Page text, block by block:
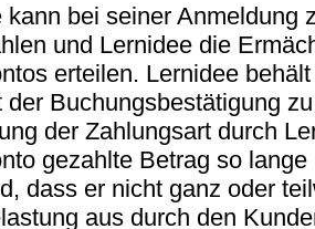
kann bei seiner Anmeldung
und Lernidee die
erteilen. Lernidee
der Buchungsbestätigung
der Zahlungsart durch
gezahlte Betrag so
dass er nicht ganz oder
aus durch den